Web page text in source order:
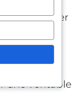
progresser
2025
une véritable